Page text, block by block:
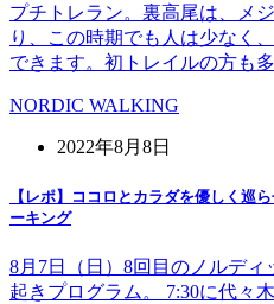
プチトレラン。裏高尾は、メ
り、この時期でも人は少なく
できます。初トレイルの方も
NORDIC WALKING
2022年8月8日
【レポ】ココロとカラダを優しく巡
ーキング
8月7日（日）8回目のノルデ
起きプログラム。 7:30に代々